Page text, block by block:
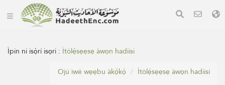
Ìpin ni isọ̀rí isọri :Ìtòlẹ́sẹẹsẹ àwọn hadiisi
Ojú ìwé wẹẹbu àkọ́kọ́
Ìtòlẹ́sẹẹsẹ àwọn hadiisi